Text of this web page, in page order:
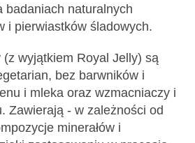
badaniach naturalnych
i pierwiastków śladowych.
wyjątkiem Royal Jelly) są
bez barwników i
i mleka oraz wzmacniaczy i
Zawierają - w zależności od
minerałów i